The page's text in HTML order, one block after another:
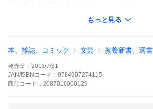
冊として刊行後、2006年に単行本化。
ossa』（2010）。
【訳者】久保 耕司（くぼ こうじ）
1967年福岡県生まれ。北海道大学卒。翻訳家。
もっと見る
本、雑誌、コミック 文芸 教養新書、選書
発売日： 2013/7/31
JAN/ISBNコード： 9784907274115
商品 コード： 2087010000129